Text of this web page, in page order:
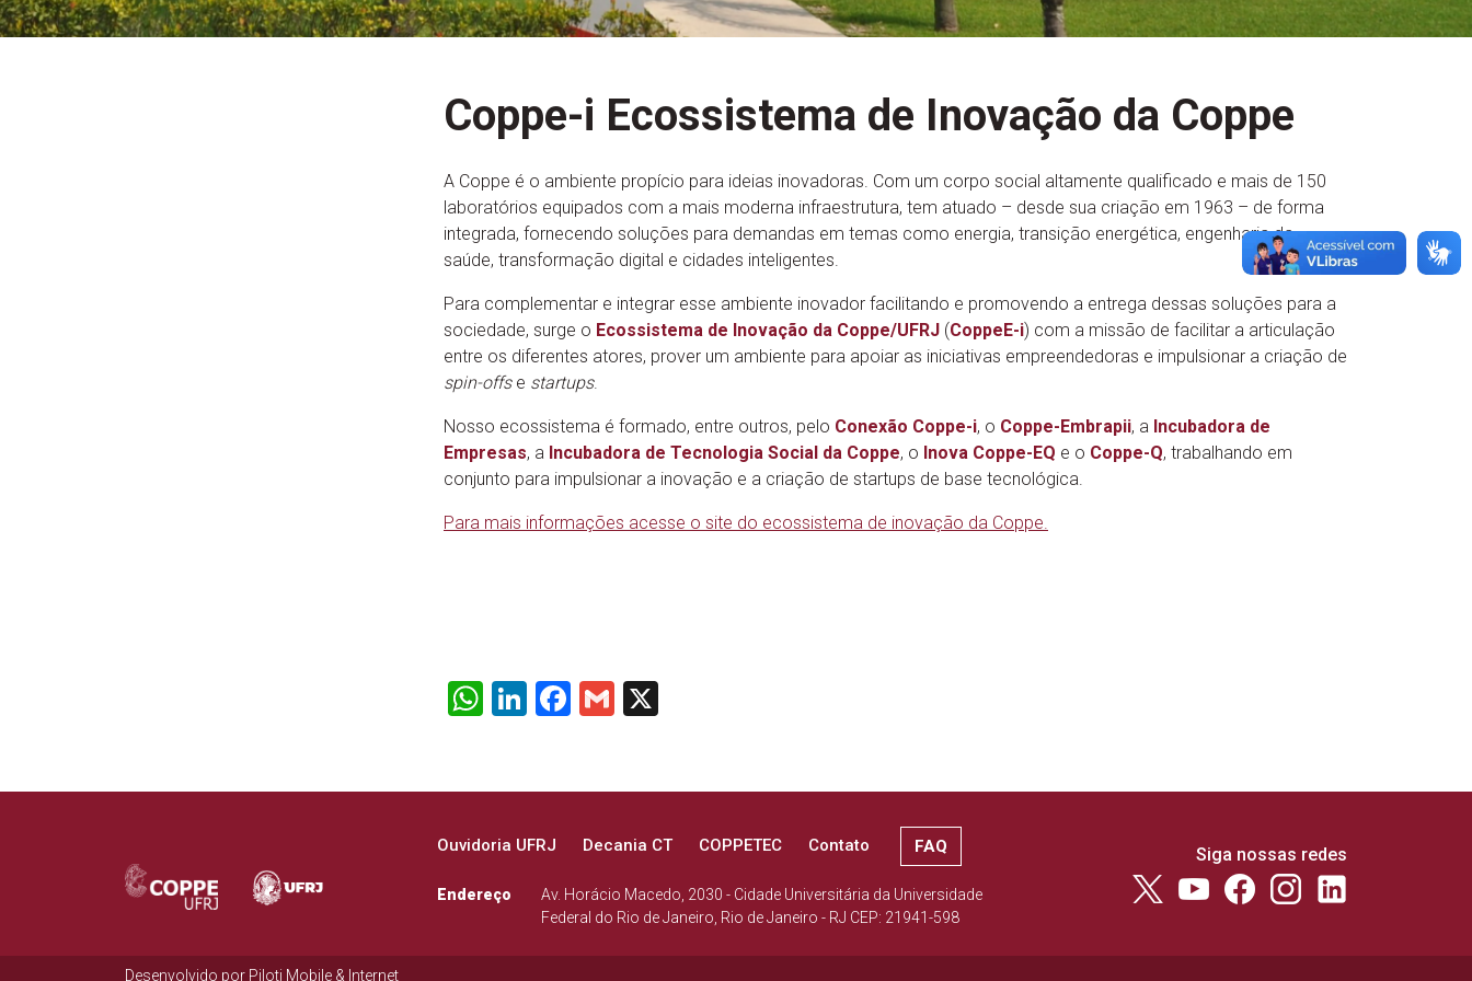
Coppe-i Ecossistema de Inovação da Coppe
A Coppe é o ambiente propício para ideias inovadoras. Com um corpo social altamente qualificado e mais de 150
laboratórios equipados com a mais moderna infraestrutura, tem atuado – desde sua criação em 1963 – de forma
integrada, fornecendo soluções para demandas em temas como energia, transição energética, engenharia da
saúde, transformação digital e cidades inteligentes.
Para complementar e integrar esse ambiente inovador facilitando e promovendo a entrega dessas soluções para a
sociedade, surge o Ecossistema de Inovação da Coppe/UFRJ (CoppeE-i) com a missão de facilitar a articulação
entre os diferentes atores, prover um ambiente para apoiar as iniciativas empreendedoras e impulsionar a criação de
spin-offse startups.
Nosso ecossistema é formado, entre outros, pelo Conexão Coppe-i, o Coppe-Embrapii, a Incubadora de
Empresas, a Incubadora de Tecnologia Social da Coppe, o Inova Coppe-EQ e o Coppe-Q, trabalhando em
conjunto para impulsionar a inovação e a criação de startups de base tecnológica.
Para mais informações acesse o site do ecossistema de inovação da Coppe.
WhatsApp
LinkedIn
Facebook
Gmail
Ouvidoria UFRJ Decania CT COPPETEC Contato FAQ
Endereço
Av. Horácio Macedo, 2030 - Cidade Universitária da Universidade
Federal do Rio de Janeiro, Rio de Janeiro - RJ CEP: 21941-598
Siga nossas redes
Desenvolvido por Piloti Mobile & Internet